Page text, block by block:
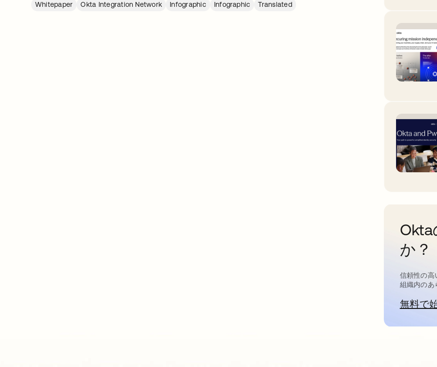
Whitepaper
Okta Integration Network Infographic Infographic Translated
か？
信頼性の高
組織内のあ
無料で